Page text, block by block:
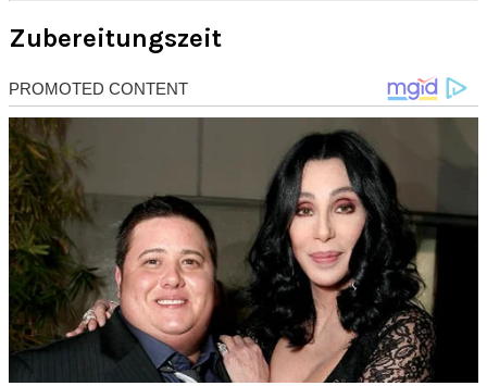
Zubereitungszeit